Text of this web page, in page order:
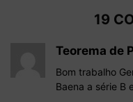
19
Teorema de
Bom trabalho
Baena a série B